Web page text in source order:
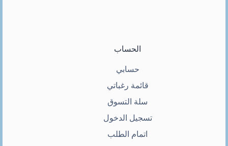
الحساب
حسابي
قائمة رغباتي
سلة التسوق
تسجيل الدخول
اتمام الطلب